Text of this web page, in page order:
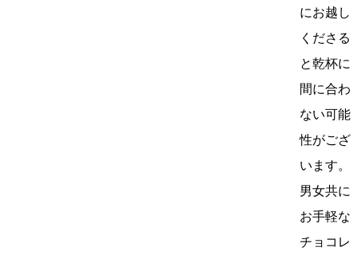
にお越し
くださる
と乾杯に
間に合わ
ない可能
性がござ
います。
男女共に
お手軽な
チョコレ